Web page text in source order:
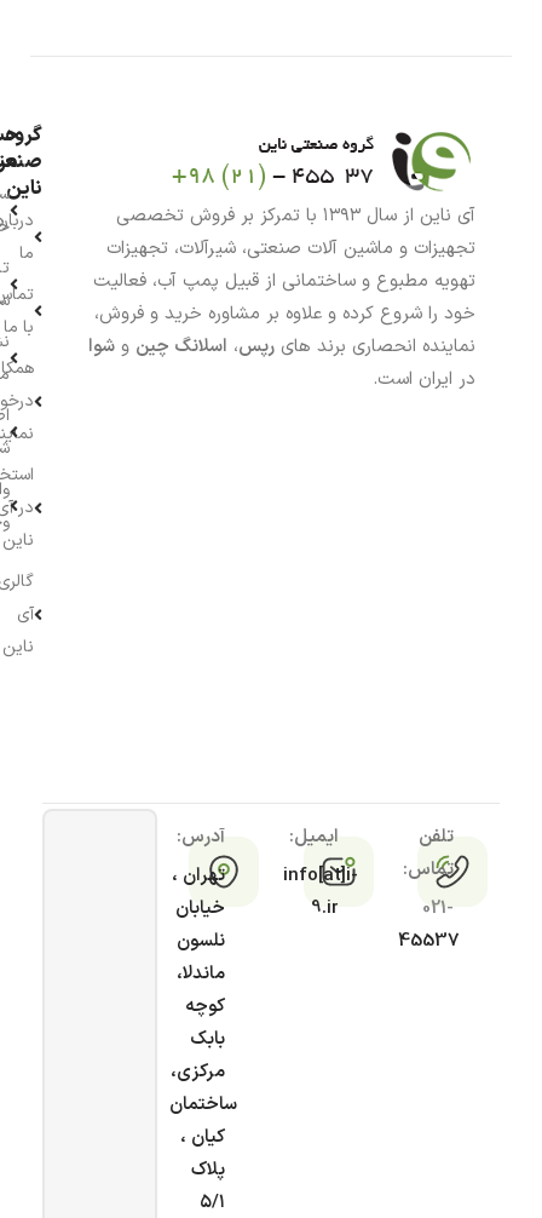
آی ناین از سال ۱۳۹۳ با تمرکز بر فروش تخصصی
تجهیزات و ماشین آلات صنعتی، شیرآلات، تجهیزات
تهویه مطبوع و ساختمانی از قبیل پمپ آب، فعالیت
خود را شروع کرده و علاوه بر مشاوره خرید و فروش،
نماینده انحصاری برند های رپس، اسلانگ چین و شوا
در ایران است.
گروه
ناین
ما
با ما
در
ناین
آی
ناین
تلفن
تماس:
021-
45537
ایمیل:
info[at]i-
9.ir
آدرس:
تهران ،
خیابان
نلسون
ماندلا،
کوچه
بابک
مرکزی،
ساختمان
کیان ،
پلاک
۵/۱